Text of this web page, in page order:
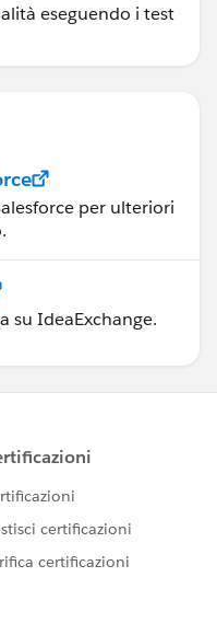
eseguendo i test
per ulteriori
su IdeaExchange.